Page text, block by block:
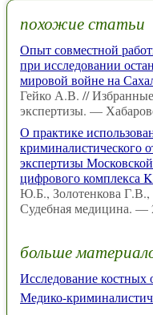
похожие статьи
Опыт совместной
при исследовании
мировой войне на
Гейко А.В. //
экспертизы. —
О практике
криминалистического
экспертизы
цифрового комплекса
Ю.Б., Золотенкова
Судебная медицина.
больше
Исследование костных
Медико-